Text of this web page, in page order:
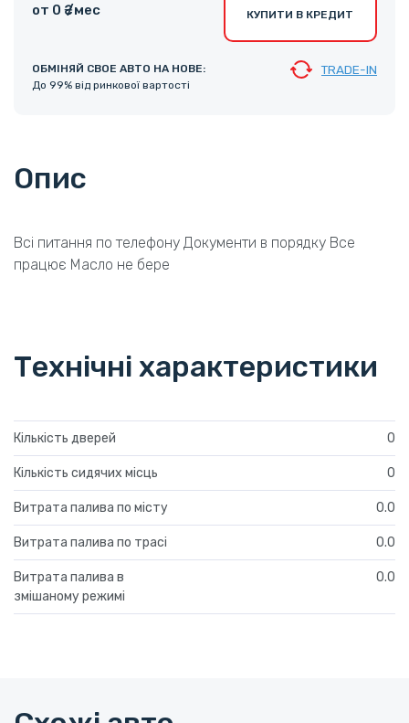
от 0 ₴ /мес КУПИТИ В КРЕДИТ
ОБМІНЯЙ СВОЕ АВТО НА НОВЕ:
До 99% від ринкової вартості
TRADE-IN
Технічні характеристики
Кількість дверей 0
Кількість сидячих місць 0
Витрата палива по місту 0.0
Витрата палива по трасі 0.0
Витрата палива в
змішаному режимі
0.0
Опис
Всі питання по телефону Документи в порядку Все
працює Масло не бере